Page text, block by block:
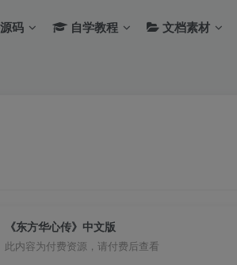
码 自学教程 文档素材
《东方华心传》中文版
此内容为付费资源，请付费后查看